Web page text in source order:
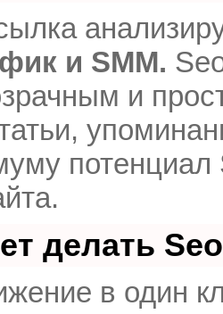
и SMM.
и
делать
в один